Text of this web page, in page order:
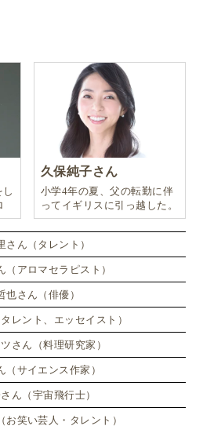
通
久保純子さん
小学4年の夏、父の転勤に伴
ってイギリスに引っ越した。
さん（タレント）
（アロマセラピスト）
也さん（俳優）
レント、エッセイスト）
さん（料理研究家）
（サイエンス作家）
ん（宇宙飛行士）
お笑い芸人・タレント）